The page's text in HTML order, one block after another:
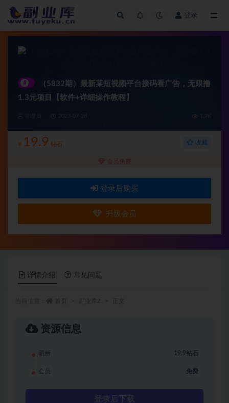
登录
#
（5832期）最新某短视频平台接码看广告，无限撸
1.3元项目【软件+详细操作教程】
¥ 19.9 钻石 收藏
会员免费
登录后购买
升级会员
详情介绍 常见问题
资源信息
萌新 19.9钻石
会员 免费
登录后下载